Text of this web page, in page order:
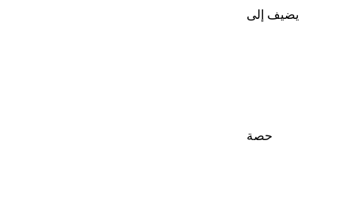
يضيف إلى
حصة